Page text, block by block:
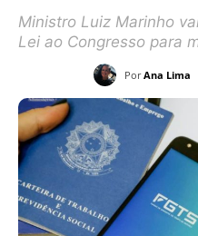
Ministro Luiz Marinho
Lei ao Congresso para
Por Ana Lima